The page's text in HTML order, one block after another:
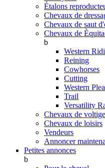
Étalons
Chevaux de
Chevaux de saut
Chevaux de
b
Western
Reining
Cowhorses
Cutting
Western
Trail
Versatility
Chevaux de voltige
Chevaux de loisirs
Vendeurs
Annoncer
Petites annonces
b